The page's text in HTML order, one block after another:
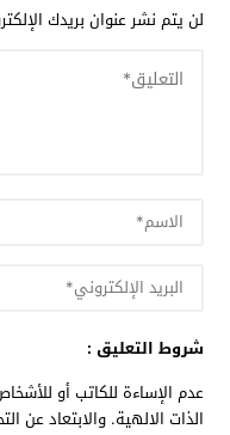
لن يتم نشر عنوان بريدك
شروط التعليق :
عدم الإساءة للكاتب أو
الذات الالهية. والابتعاد عن